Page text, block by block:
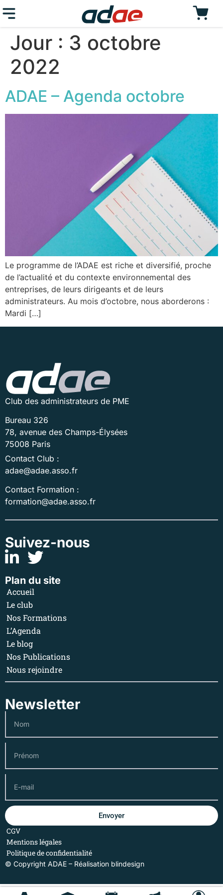
Jour : 3 octobre
2022
ADAE – Agenda octobre
Le programme de l’ADAE est riche et diversifié, proche
de l’actualité et du contexte environnemental des
entreprises, de leurs dirigeants et de leurs
administrateurs. Au mois d’octobre, nous aborderons :
Mardi […]
Club des administrateurs de PME
Bureau 326
78, avenue des Champs-Élysées
75008 Paris
Contact Club :
adae@adae.asso.fr
Contact Formation :
formation@adae.asso.fr
Suivez-nous
Plan du site
Accueil
Le club
Nos Formations
L’Agenda
Le blog
Nos Publications
Nous rejoindre
Newsletter
Envoyer
CGV
Mentions légales
Politique de confidentialité
© Copyright ADAE – Réalisation blindesign